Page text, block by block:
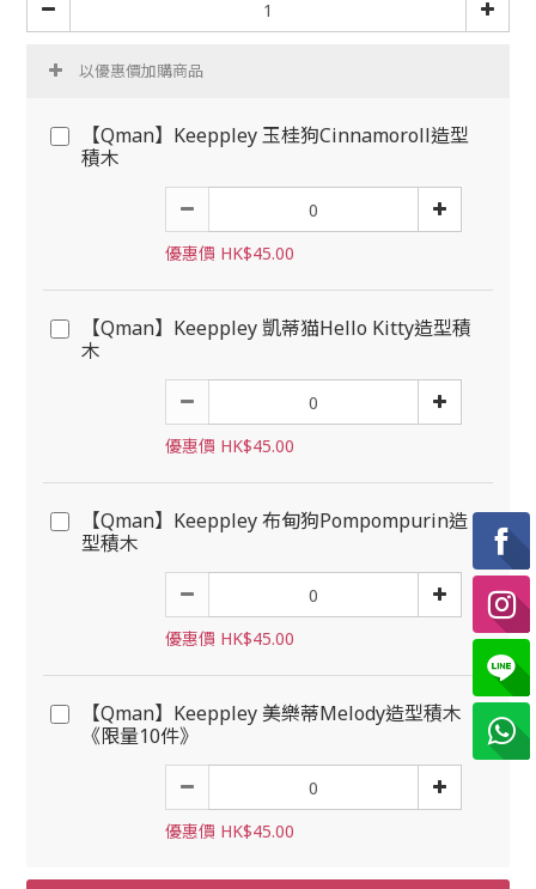
以優惠價加購商品
【Qman】Keeppley 玉桂狗Cinnamoroll造型
積木
優惠價 HK$45.00
【Qman】Keeppley 凱蒂猫Hello Kitty造型積
木
優惠價 HK$45.00
【Qman】Keeppley 布甸狗Pompompurin造
型積木
優惠價 HK$45.00
【Qman】Keeppley 美樂蒂Melody造型積木
《限量10件》
優惠價 HK$45.00